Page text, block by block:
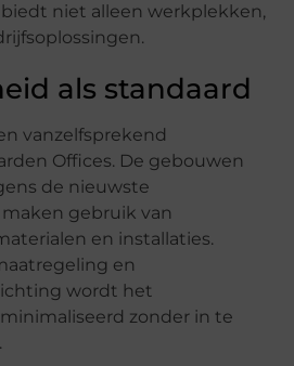
niet alleen werkplekken,
als standaard
vanzelfsprekend
Offices. De gebouwen
de nieuwste
gebruik van
en installaties.
en
wordt het
zonder in te